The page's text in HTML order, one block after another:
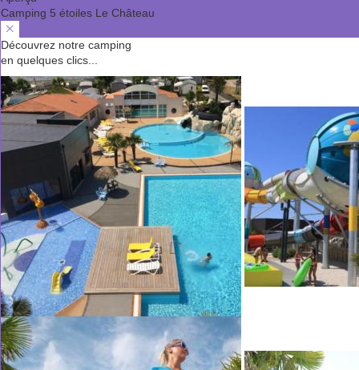
Camping 5 étoiles Le Château
Découvrez notre camping
en quelques clics...